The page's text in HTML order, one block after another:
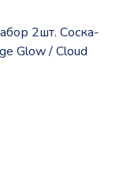
2шт. Соска-
Glow / Cloud